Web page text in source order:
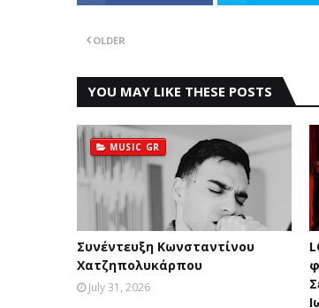
OLDER
YOU MAY LIKE THESE POSTS
MUSIC GR
Συνέντευξη Κωνσταντίνου
Χατζηπολυκάρπου
July 31, 2026